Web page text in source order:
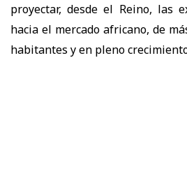
proyectar, desde el Reino, las
hacia el mercado africano, de
habitantes y en pleno